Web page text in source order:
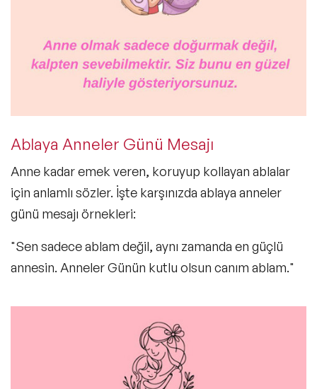
Ablaya Anneler Günü Mesajı
Anne kadar emek veren, koruyup kollayan ablalar
için anlamlı sözler. İşte karşınızda ablaya anneler
günü mesajı örnekleri:
"Sen sadece ablam değil, aynı zamanda en güçlü
annesin. Anneler Günün kutlu olsun canım ablam."